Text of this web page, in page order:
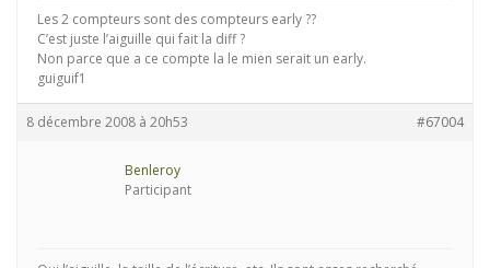
Les 2 compteurs sont des compteurs early ??
C’est juste l’aiguille qui fait la diff ?
Non parce que a ce compte la le mien serait un early.
guiguif1
8 décembre 2008 à 20h53 #67004
Benleroy
Participant